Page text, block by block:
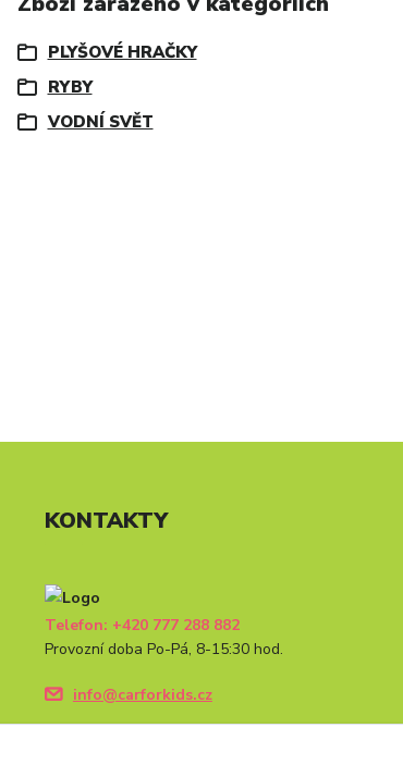
PLYŠOVÉ HRAČKY
RYBY
VODNÍ SVĚT
KONTAKTY
Telefon: +420 777 288 882
Provozní doba Po-Pá, 8-15:30 hod.
info@carforkids.cz